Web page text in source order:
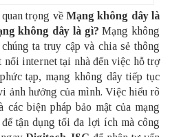
trọng về Mạng không dây là
không dây là gì​? Mạng không
ta truy cập và chia sẻ thông
internet tại nhà đến việc hỗ trợ
tạp, mạng không dây tiếp tục
ảnh hưởng của mình. Việc hiểu rõ
các biện pháp bảo mật của mạng
tận dụng tối đa lợi ích mà công